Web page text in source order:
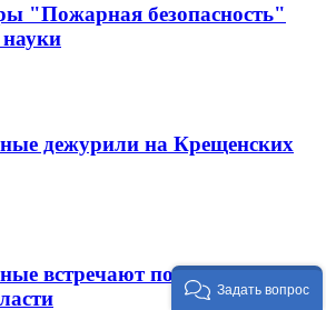
"Пожарная безопасность"
науки
дежурили на Крещенских
встречают поезд с детьми из
Задать вопрос